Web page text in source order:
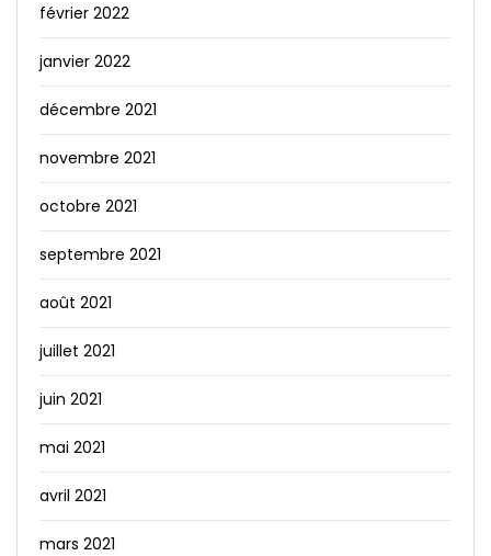
février 2022
janvier 2022
décembre 2021
novembre 2021
octobre 2021
septembre 2021
août 2021
juillet 2021
juin 2021
mai 2021
avril 2021
mars 2021